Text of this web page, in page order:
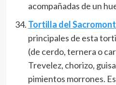
acompañadas de un
Tortilla del
principales de esta
(de cerdo, ternera o
Trevelez, chorizo,
pimientos morrones.